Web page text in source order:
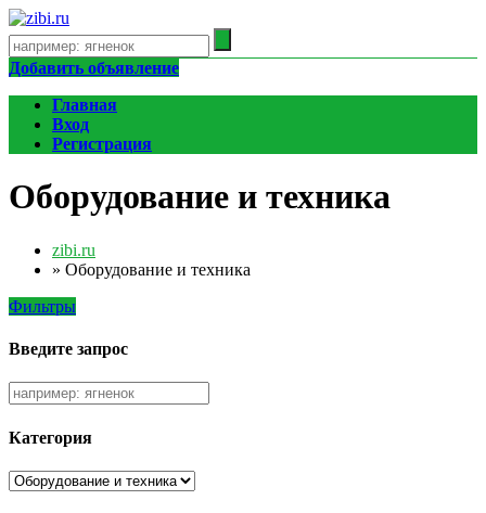
Добавить объявление
Главная
Вход
Регистрация
Оборудование и техника
zibi.ru
» Оборудование и техника
Фильтры
Введите запрос
Категория